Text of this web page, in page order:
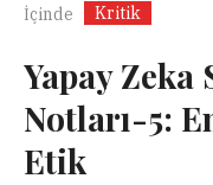
İçinde
Kritik
Yapay Zeka
Notları-5:
Etik